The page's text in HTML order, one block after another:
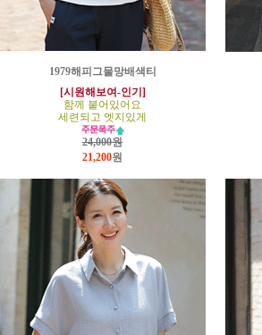
1979해피그물망배색티
[시원해보여-인기]
함께 붙어있어요
세련되고 엣지있게
24,000원
21,200원